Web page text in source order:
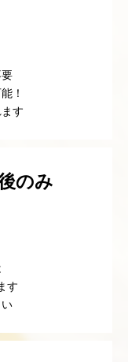
！
す
のみ
す